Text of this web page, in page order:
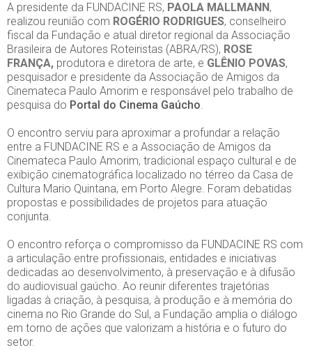
A presidente da FUNDACINE RS, PAOLA MALLMANN ,
realizou reunião com ROGÉRIO RODRIGUES, conselheiro
fiscal da Fundação e atual diretor regional da Associação
Brasileira de Autores Roteiristas (ABRA/RS), ROSE
FRANÇA, produtora e diretora de arte, e GLÊNIO POVAS,
pesquisador e presidente da Associação de Amigos da
Cinemateca Paulo Amorim e responsável pelo trabalho de
pesquisa do Portal do Cinema Gaúcho.
O encontro serviu para aproximar a profundar a relação
entre a FUNDACINE RS e a Associação de Amigos da
Cinemateca Paulo Amorim, tradicional espaço cultural e de
exibição cinematográfica localizado no térreo da Casa de
Cultura Mario Quintana, em Porto Alegre. Foram debatidas
propostas e possibilidades de projetos para atuação
conjunta.
O encontro reforça o compromisso da FUNDACINE RS com
a articulação entre profissionais, entidades e iniciativas
dedicadas ao desenvolvimento, à preservação e à difusão
do audiovisual gaúcho. Ao reunir diferentes trajetórias
ligadas à criação, à pesquisa, à produção e à memória do
cinema no Rio Grande do Sul, a Fundação amplia o diálogo
em torno de ações que valorizam a história e o futuro do
setor.